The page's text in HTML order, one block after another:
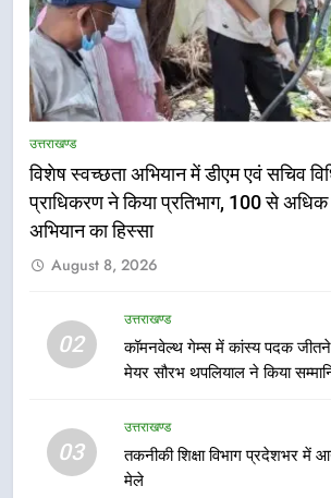
उत्तराखण्ड
विशेष स्वच्छता अभियान में डीएम एवं सचिव
प्राधिकरण ने किया प्रतिभाग, 100 से
अभियान का हिस्सा
August 8, 2026
02
उत्तराखण्ड
कॉमनवेल्थ गेम्स में कांस्य पदक जीतने
मेयर सौरभ थपलियाल ने किया
03
उत्तराखण्ड
तकनीकी शिक्षा विभाग प्रदेशभर में
मेले
5
उत्तराखण्ड